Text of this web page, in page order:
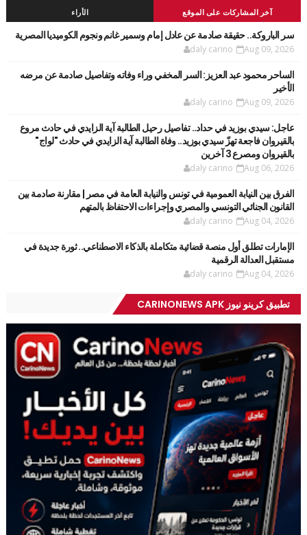
آخر المشاركات على الموقع الأراء
سر الباروكة.. حقيقة صادمة عن عادل إمام وسمير غانم ونجوم الكوميديا المصرية
daly carino Aug 09, 2026
الساحر محمود عبد العزيز: السر المخفي وراء وفاته وتفاصيل صادمة عن مرضه
الأخير
daly carino Aug 09, 2026
عاجل: سيدي بوزيد في حداد.. تفاصيل رحيل الطالبة آية الزايدي في حادث مروع
بالقيروان فاجعة تهزّ سيدي بوزيد.. وفاة الطالبة آية الزايدي في حادث "لواج"
بالقيروان ومصرع 3 آخرين
daly carino Aug 06, 2026
الفرق بين النيابة العمومية في تونس والنيابة العامة في مصر | مقارنة صادمة بين
القانون الجنائي التونسي والمصري وإجراءات الاحتفاظ بالمتهم
daly carino Aug 04, 2026
الإمارات تطلق أول منصة قضائية متكاملة بالذكاء الاصطناعي.. ثورة جديدة في
مستقبل العدالة الرقمية
daly carino Aug 04, 2026
تطبيق كرينو نيوز CARINONEWS APK